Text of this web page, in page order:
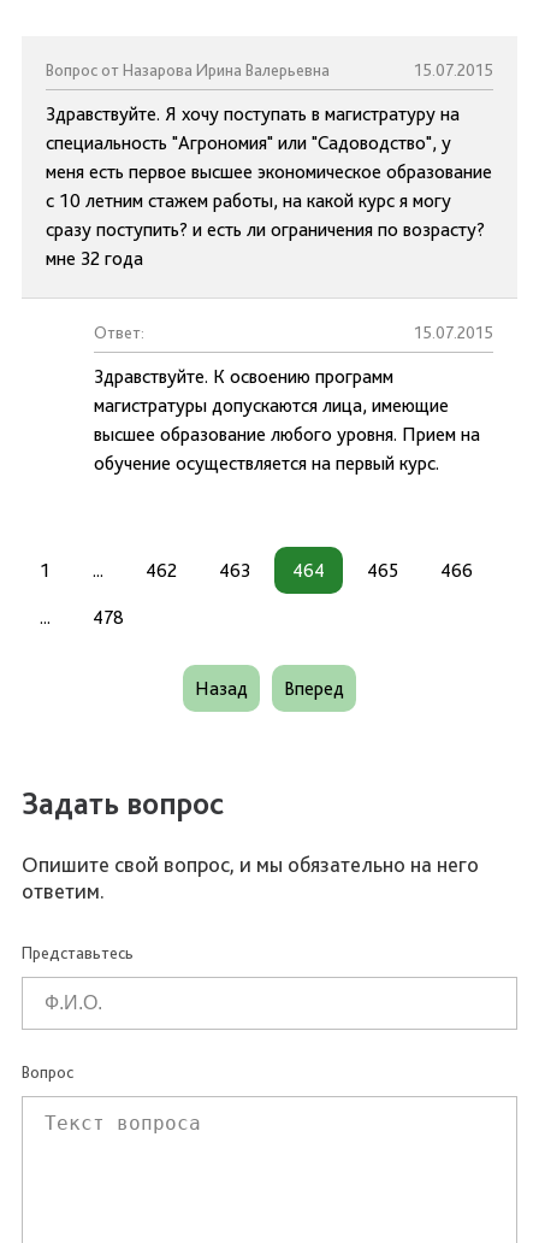
Вопрос от Назарова Ирина Валерьевна 15.07.2015
Здравствуйте. Я хочу поступать в магистратуру на
специальность "Агрономия" или "Садоводство", у
меня есть первое высшее экономическое образование
с 10 летним стажем работы, на какой курс я могу
сразу поступить? и есть ли ограничения по возрасту?
мне 32 года
Ответ: 15.07.2015
Здравствуйте. К освоению программ
магистратуры допускаются лица, имеющие
высшее образование любого уровня. Прием на
обучение осуществляется на первый курс.
1 ... 462 463 464 465 466
... 478
Назад Вперед
Задать вопрос
Опишите свой вопрос, и мы обязательно на него
ответим.
Представьтесь
Вопрос